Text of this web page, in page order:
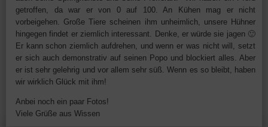
getroffen, da war er von 0 auf 100. An Kühen mag er nicht
vorbeigehen. Große Tiere scheinen ihm unheimlich, unsere Hühner
hingegen findet er ziemlich interessant. Denke, er würde sie jagen 🙂
Er kann schon ziemlich aufdrehen, und wenn er was nicht will, setzt
er sich auch demonstrativ auf seinen Popo und blockiert alles. Aber
er ist sehr gelehrig und vor allem sehr süß. Wenn es so bleibt, haben
wir wirklich Glück mit ihm!
Anbei noch ein paar Fotos!
Viele Grüße aus Wissen